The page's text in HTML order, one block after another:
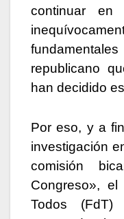
continuar en
republicano
han decidido
Por eso, y a
investigación
comisión
Congreso»,
Todos